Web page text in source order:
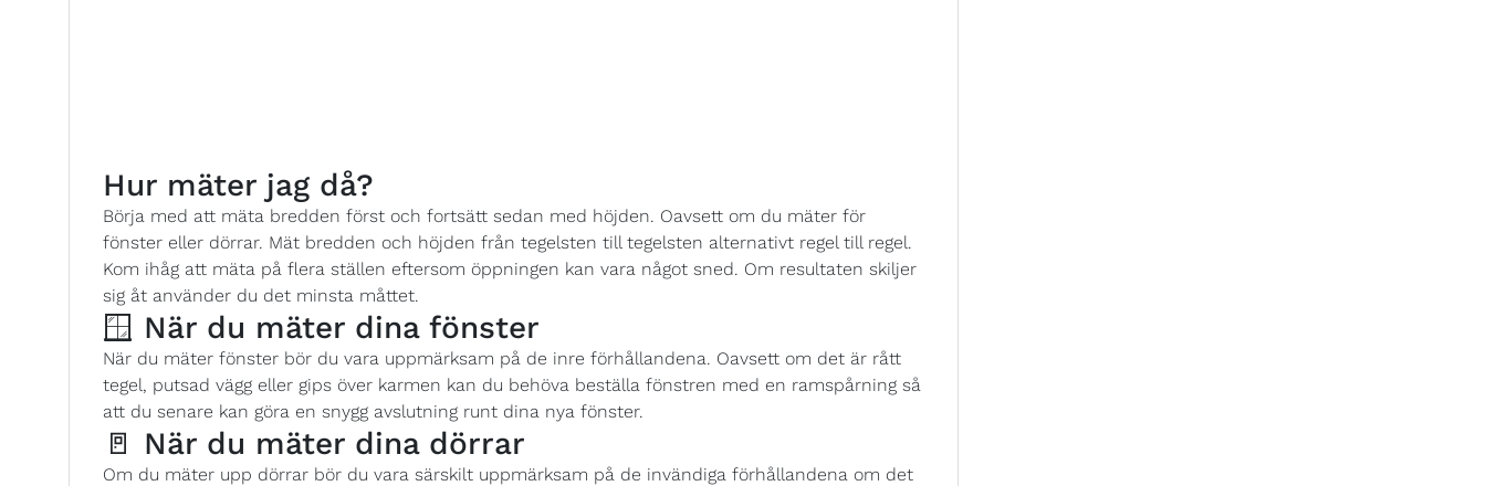
Hur mäter jag då?
Börja med att mäta bredden först och fortsätt sedan med höjden. Oavsett om du mäter för
fönster eller dörrar. Mät bredden och höjden från tegelsten till tegelsten alternativt regel till regel.
Kom ihåg att mäta på flera ställen eftersom öppningen kan vara något sned. Om resultaten skiljer
sig åt använder du det minsta måttet.
🪟 När du mäter dina fönster
När du mäter fönster bör du vara uppmärksam på de inre förhållandena. Oavsett om det är rått
tegel, putsad vägg eller gips över karmen kan du behöva beställa fönstren med en ramspårning så
att du senare kan göra en snygg avslutning runt dina nya fönster.
🚪 När du mäter dina dörrar
Om du mäter upp dörrar bör du vara särskilt uppmärksam på de invändiga förhållandena om det